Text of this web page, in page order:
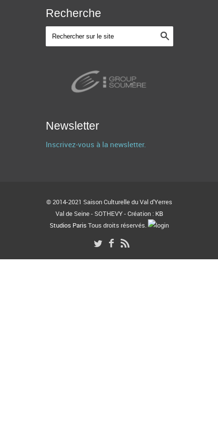
Recherche
Newsletter
Inscrivez-vous à la newsletter.
© 2014-2021 Saison Culturelle du Val d'Yerres
Val de Seine - SOTHEVY - Création : KB
Studios Paris Tous droits réservés.